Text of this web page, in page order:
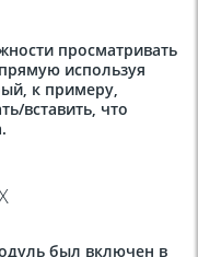
просматривать
используя
к примеру,
вставить, что
был включен в